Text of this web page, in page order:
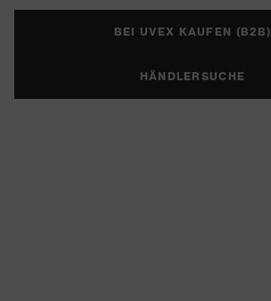
BEI UVEX KAUFEN (B2B)
HÄNDLERSUCHE